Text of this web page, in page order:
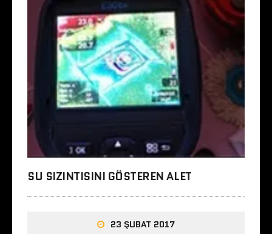
SU SIZINTISINI GÖSTEREN ALET
23 ŞUBAT 2017